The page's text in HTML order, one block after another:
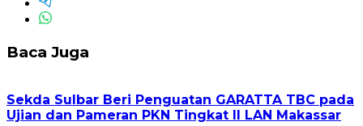
Baca Juga
Sekda Sulbar Beri Penguatan GARATTA TBC pada
Ujian dan Pameran PKN Tingkat II LAN Makassar